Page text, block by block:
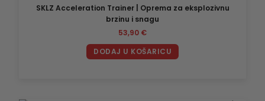
SKLZ Acceleration Trainer | Oprema za eksplozivnu
brzinu i snagu
53,90 €
DODAJ U KOŠARICU